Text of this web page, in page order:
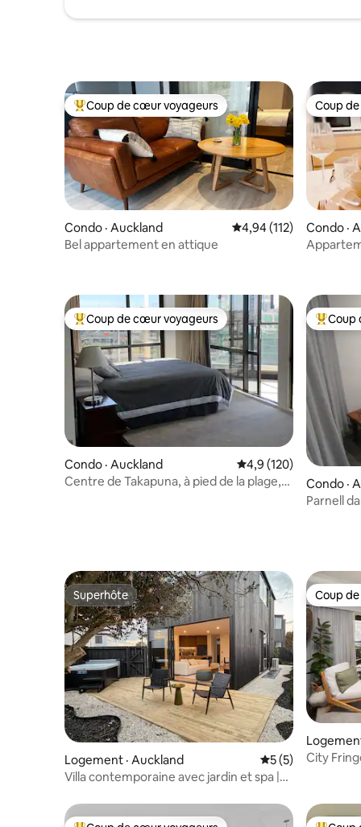
Coup de cœur voyageurs parmi les plus aimés
Coup de cœur voyageurs
Condo · Auckland Note moyenne de
4,94 (112)
Bel appartement en attique
Coup
Coup
Condo ·
Coup de cœur voyageurs parmi les plus aimés
Coup de cœur voyageurs
Condo · Auckland Note moyenne de
4,9 (120)
Centre de Takapuna, à pied de la plage,
Coup
Coup
Condo ·
Parnell
Superhôte
Superhôte
Logement · Auckland Note moyenne
5 (5)
Villa contemporaine avec jardin et spa |
Coup
Coup
City